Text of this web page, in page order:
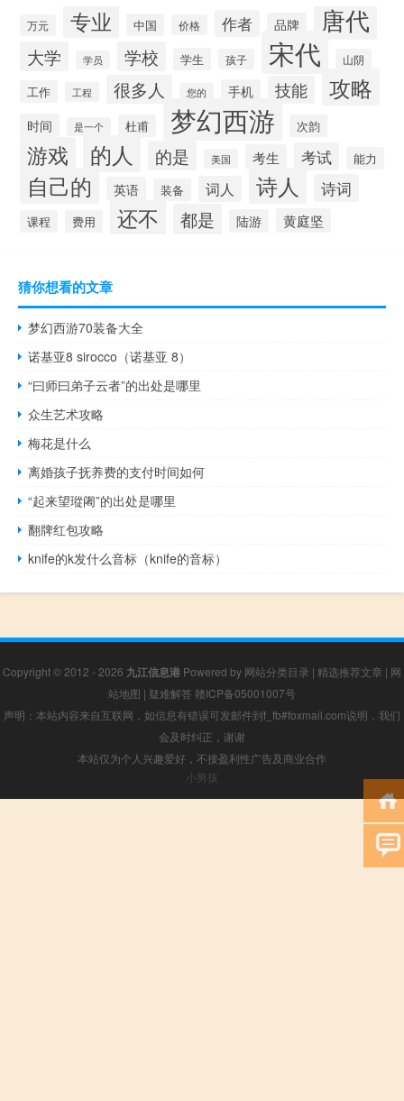
万元 专业 中国 价格 作者 品牌 唐代
大学 学员 学校 学生 孩子 宋代 山阴
工作 工程 很多人 您的 手机 技能 攻略
时间 是一个 杜甫 梦幻西游 次韵
游戏 的人 的是 美国 考生 考试 能力
自己的 英语 装备 词人 诗人 诗词
课程 费用 还不 都是 陆游 黄庭坚
猜你想看的文章
梦幻西游70装备大全
诺基亚8 sirocco（诺基亚 8）
“曰师曰弟子云者”的出处是哪里
众生艺术攻略
梅花是什么
离婚孩子抚养费的支付时间如何
“起来望瑽阇”的出处是哪里
翻牌红包攻略
knife的k发什么音标（knife的音标）
Copyright © 2012 - 2026 九江信息港 Powered by 网站分类目录 | 精选推荐文章 | 网
站地图 | 疑难解答 赣ICP备05001007号
声明：本站内容来自互联网，如信息有错误可发邮件到f_fb#foxmail.com说明，我们
会及时纠正，谢谢
本站仅为个人兴趣爱好，不接盈利性广告及商业合作
小男孩